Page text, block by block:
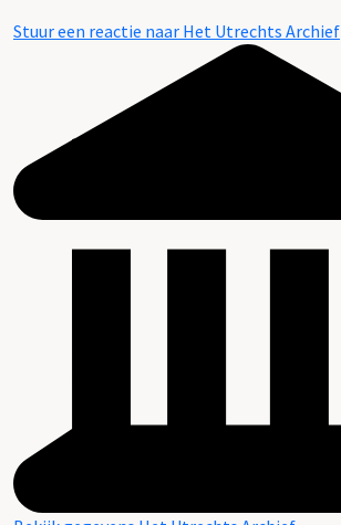
Stuur een reactie naar Het Utrechts Archief